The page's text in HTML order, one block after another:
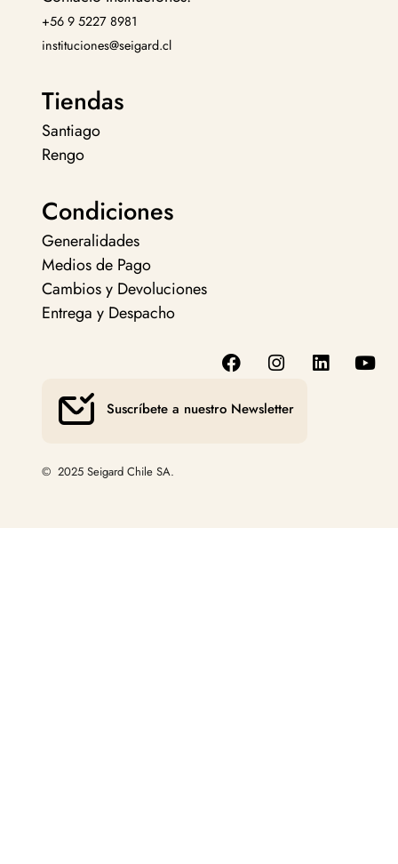
+56 9 5227 8981
instituciones@seigard.cl
Tiendas
Santiago
Rengo
Condiciones
Generalidades
Medios de Pago
Cambios y Devoluciones
Entrega y Despacho
Suscríbete a nuestro Newsletter
© 2025 Seigard Chile SA.